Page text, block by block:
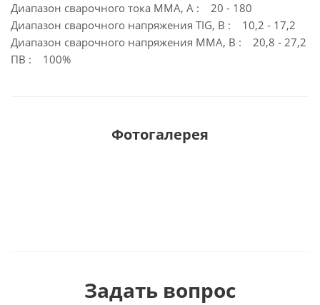
Диапазон сварочного тока MMA, А : 20 - 180
Диапазон сварочного напряжения TIG, В : 10,2 - 17,2
Диапазон сварочного напряжения MMA, В : 20,8 - 27,2
ПВ : 100%
Фотогалерея
Задать вопрос